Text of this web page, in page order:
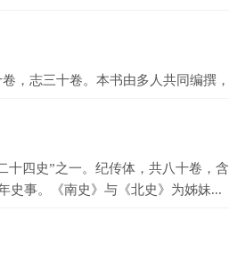
志三十卷。本书由多人共同编撰，
史”之一。纪传体，共八十卷，
史事。《南史》与《北史》为姊妹...